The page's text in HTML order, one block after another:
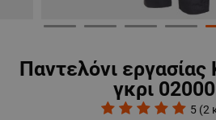
Παντελόνι εργασίας
γκρι
5 (2